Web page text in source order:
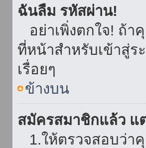
ฉันลืม รหัสผ่าน!
อย่าเพิ่งตกใจ! ถ้า
ที่หน้าสำหรับเข้าสู่
เรื่อยๆ
ข้างบน
สมัครสมาชิกแล้ว แ
1.ให้ตรวจสอบว่า